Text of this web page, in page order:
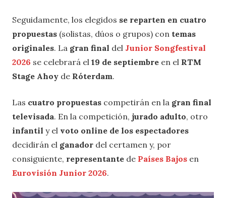
Seguidamente, los elegidos se reparten en cuatro
propuestas (solistas, dúos o grupos) con temas
originales. La gran final del Junior Songfestival
2026 se celebrará el 19 de septiembre en el RTM
Stage Ahoy de Róterdam.
Las cuatro propuestas competirán en la gran final
televisada. En la competición, jurado adulto, otro
infantil y el voto online de los espectadores
decidirán el ganador del certamen y, por
consiguiente, representante de Países Bajos en
Eurovisión Junior 2026.